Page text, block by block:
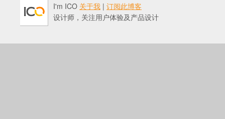
I'm ICO 关于我 | 订阅此博客
设计师，关注用户体验及产品设计